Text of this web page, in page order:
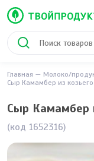
Главная Молоко/
Сыр Камамбер из
Сыр Камамбер
(код 1652316)